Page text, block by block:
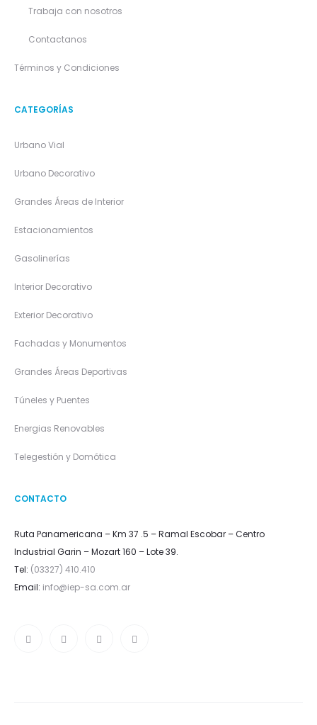
Trabaja con nosotros
Contactanos
Términos y Condiciones
CATEGORÍAS
Urbano Vial
Urbano Decorativo
Grandes Áreas de Interior
Estacionamientos
Gasolinerías
Interior Decorativo
Exterior Decorativo
Fachadas y Monumentos
Grandes Áreas Deportivas
Túneles y Puentes
Energias Renovables
Telegestión y Domótica
CONTACTO
Ruta Panamericana – Km 37 .5 – Ramal Escobar – Centro
Industrial Garin – Mozart 160 – Lote 39.
Tel: (03327) 410.410
Email: info@iep-sa.com.ar